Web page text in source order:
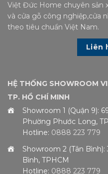
Việt Đức Home chuyên sản
và cửa gỗ công nghiệp,cửa
theo tiêu chuẩn Việt Nam.
Liên
HỆ THỐNG SHOWROOM
TP. HỒ CHÍ MINH
Showroom 1 (Quận 9):
Phường Phước Long,
Hotline: 0888 223 779
Showroom 2 (Tân
Bình, TPHCM
Hotline: 0888 223 779